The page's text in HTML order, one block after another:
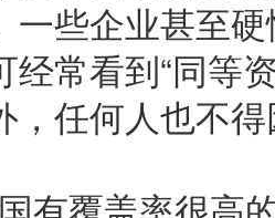
一些企业甚至
经常看到“同等
，任何人也不